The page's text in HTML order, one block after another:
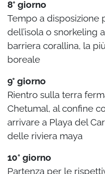
8° giorno
Tempo a disposizione
dell’isola o snorkeling
barriera corallina, la
boreale
9° giorno
Rientro sulla terra
Chetumal, al confine
arrivare a Playa del
delle riviera maya
10° giorno
Partenza per le